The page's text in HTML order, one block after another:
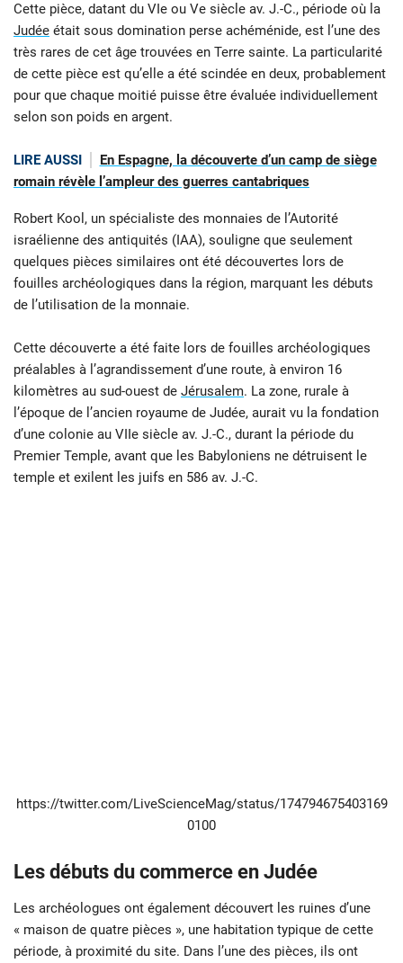
Cette pièce, datant du VIe ou Ve siècle av. J.-C., période où la
Judée était sous domination perse achéménide, est l’une des
très rares de cet âge trouvées en Terre sainte. La particularité
de cette pièce est qu’elle a été scindée en deux, probablement
pour que chaque moitié puisse être évaluée individuellement
selon son poids en argent.
LIRE AUSSI
En Espagne, la découverte d’un camp de siège
romain révèle l’ampleur des guerres cantabriques
Robert Kool, un spécialiste des monnaies de l’Autorité
israélienne des antiquités (IAA), souligne que seulement
quelques pièces similaires ont été découvertes lors de
fouilles archéologiques dans la région, marquant les débuts
de l’utilisation de la monnaie.
Cette découverte a été faite lors de fouilles archéologiques
préalables à l’agrandissement d’une route, à environ 16
kilomètres au sud-ouest de Jérusalem. La zone, rurale à
l’époque de l’ancien royaume de Judée, aurait vu la fondation
d’une colonie au VIIe siècle av. J.-C., durant la période du
Premier Temple, avant que les Babyloniens ne détruisent le
temple et exilent les juifs en 586 av. J.-C.
https://twitter.com/LiveScienceMag/status/174794675403169
0100
Les débuts du commerce en Judée
Les archéologues ont également découvert les ruines d’une
« maison de quatre pièces », une habitation typique de cette
période, à proximité du site. Dans l’une des pièces, ils ont